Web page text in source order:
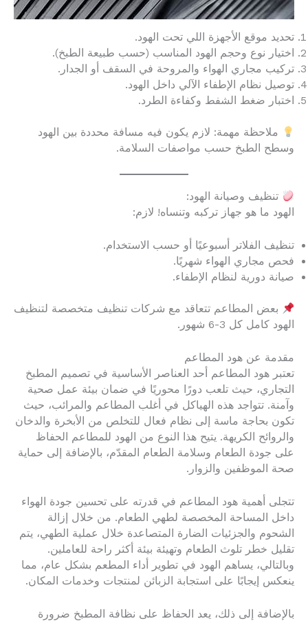
تحديد موقع الأجهزة اللي تحت الهود.
اختيار نوع وحجم الهود المناسب (حسب طبيعة الطبخ).
تركيب مجاري الهواء والمروحة في السقف أو الجدار.
توصيل نظام الإطفاء الآلي داخل الهود.
اختبار ضغط الشفط وكفاءة الطرد.
ملاحظة مهمة: لازم يكون فيه مسافة محددة بين الهود
وسطح الطبخ حسب مواصفات السلامة.
تنظيف وصيانة الهود:
الهود ما هو جهاز تركبه وتنساه! لازم:
تنظيف الفلاتر أسبوعيًا أو حسب الاستخدام.
فحص مجاري الهواء شهريًا.
صيانة دورية لنظام الإطفاء.
بعض المطاعم تتعاقد مع شركات تنظيف متخصصة لتنظيف
الهود كامل كل 3-6 شهور.
مقدمة عن هود المطاعم
تعتبر هود المطاعم أحد العناصر الأساسية في تصميم المطبخ
التجاري، حيث تلعب دورًا محوريًا في ضمان بيئة عمل صحية
وآمنة. تتواجد هذه الهياكل في أغلب المطاعم والمرائب، حيث
تكون بحاجة ماسة إلى نظام فعال للتخلص من الأبخرة والدخان
والروائح الكريهة. يتيح هذا النوع من الهود للمطاعم الحفاظ
على جودة الطعام وسلامة الطعام المقدّم، بالإضافة إلى حماية
صحة الموظفين والزوار.
تتجلى أهمية هود المطاعم في قدرته على تحسين جودة الهواء
داخل المساحة المخصصة لطهي الطعام. من خلال إزالة
الشحوم والجزئيات الضارة المتصاعدة خلال عملية الطهي، يتم
تقليل خطر تلوث الطعام وتهيئة بيئة أكثر راحة للعاملين.
وبالتالي، يساهم الهود في تطوير أداء المطعم بشكل عام، مما
ينعكس إيجابًا على استجابة الزبائن لمنتجات وخدمات المكان.
بالإضافة إلى ذلك، يعد الحفاظ على نظافة المطبخ ضرورة